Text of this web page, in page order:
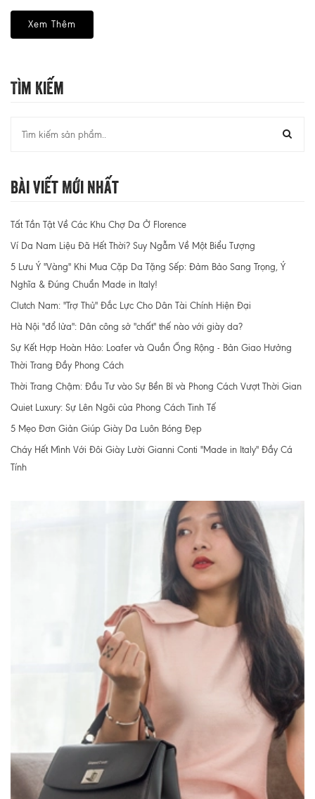
Xem Thêm
Tìm Kiếm
Bài Viết Mới Nhất
Tất Tần Tật Về Các Khu Chợ Da Ở Florence
Ví Da Nam Liệu Đã Hết Thời? Suy Ngẫm Về Một Biểu Tượng
5 Lưu Ý "Vàng" Khi Mua Cặp Da Tặng Sếp: Đảm Bảo Sang Trọng, Ý
Nghĩa & Đúng Chuẩn Made in Italy!
Clutch Nam: "Trợ Thủ" Đắc Lực Cho Dân Tài Chính Hiện Đại
Hà Nội "đổ lửa": Dân công sở "chất" thế nào với giày da?
Sự Kết Hợp Hoàn Hảo: Loafer và Quần Ống Rộng - Bản Giao Hưởng
Thời Trang Đầy Phong Cách
Thời Trang Chậm: Đầu Tư vào Sự Bền Bỉ và Phong Cách Vượt Thời Gian
Quiet Luxury: Sự Lên Ngôi của Phong Cách Tinh Tế
5 Mẹo Đơn Giản Giúp Giày Da Luôn Bóng Đẹp
Cháy Hết Mình Với Đôi Giày Lười Gianni Conti "Made in Italy" Đầy Cá
Tính